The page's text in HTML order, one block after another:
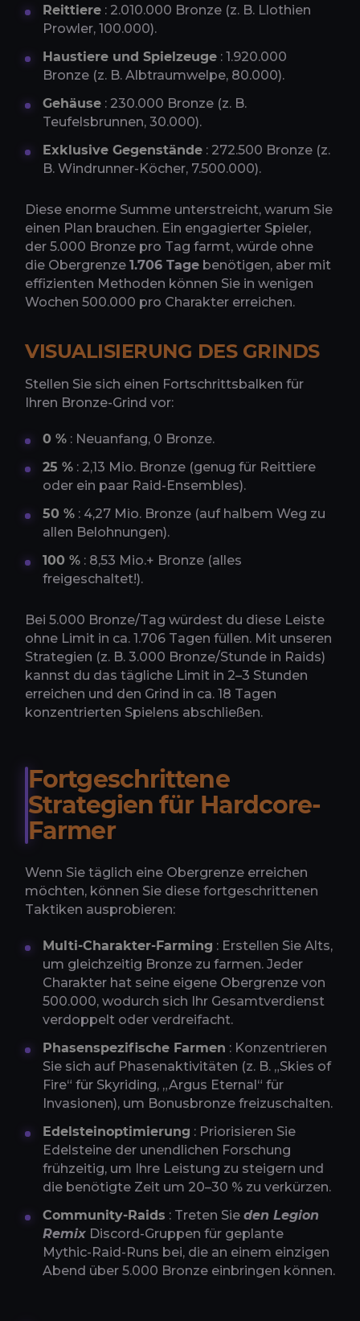
Reittiere : 2.010.000 Bronze (z. B. Llothien
Prowler, 100.000).
Haustiere und Spielzeuge : 1.920.000
Bronze (z. B. Albtraumwelpe, 80.000).
Gehäuse : 230.000 Bronze (z. B.
Teufelsbrunnen, 30.000).
Exklusive Gegenstände : 272.500 Bronze (z.
B. Windrunner-Köcher, 7.500.000).
Diese enorme Summe unterstreicht, warum Sie
einen Plan brauchen. Ein engagierter Spieler,
der 5.000 Bronze pro Tag farmt, würde ohne
die Obergrenze 1.706 Tage benötigen, aber mit
effizienten Methoden können Sie in wenigen
Wochen 500.000 pro Charakter erreichen.
VISUALISIERUNG DES GRINDS
Stellen Sie sich einen Fortschrittsbalken für
Ihren Bronze-Grind vor:
0 % : Neuanfang, 0 Bronze.
25 % : 2,13 Mio. Bronze (genug für Reittiere
oder ein paar Raid-Ensembles).
50 % : 4,27 Mio. Bronze (auf halbem Weg zu
allen Belohnungen).
100 % : 8,53 Mio.+ Bronze (alles
freigeschaltet!).
Bei 5.000 Bronze/Tag würdest du diese Leiste
ohne Limit in ca. 1.706 Tagen füllen. Mit unseren
Strategien (z. B. 3.000 Bronze/Stunde in Raids)
kannst du das tägliche Limit in 2–3 Stunden
erreichen und den Grind in ca. 18 Tagen
konzentrierten Spielens abschließen.
Fortgeschrittene
Strategien für Hardcore-
Farmer
Wenn Sie täglich eine Obergrenze erreichen
möchten, können Sie diese fortgeschrittenen
Taktiken ausprobieren:
Multi-Charakter-Farming : Erstellen Sie Alts,
um gleichzeitig Bronze zu farmen. Jeder
Charakter hat seine eigene Obergrenze von
500.000, wodurch sich Ihr Gesamtverdienst
verdoppelt oder verdreifacht.
Phasenspezifische Farmen : Konzentrieren
Sie sich auf Phasenaktivitäten (z. B. „Skies of
Fire“ für Skyriding, „Argus Eternal“ für
Invasionen), um Bonusbronze freizuschalten.
Edelsteinoptimierung : Priorisieren Sie
Edelsteine der unendlichen Forschung
frühzeitig, um Ihre Leistung zu steigern und
die benötigte Zeit um 20–30 % zu verkürzen.
Community-Raids : Treten Sie den Legion
Remix Discord-Gruppen für geplante
Mythic-Raid-Runs bei, die an einem einzigen
Abend über 5.000 Bronze einbringen können.